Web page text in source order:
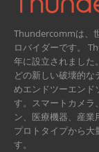
Thundercommは、
ロバイダーです。
年に設立されました
どの新しい破壊的
めエンドツーエンド
す。スマートカメラ
ン、医療機器、産
プロトタイプから大
す。